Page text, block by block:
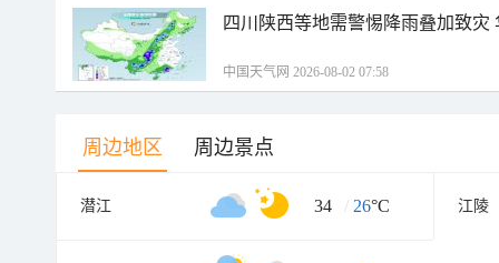
四川陕西等地需警惕降雨叠加致
中国天气网 2026-08-02 07:58
周边地区 周边景点
潜江 34 / 26°C 江陵